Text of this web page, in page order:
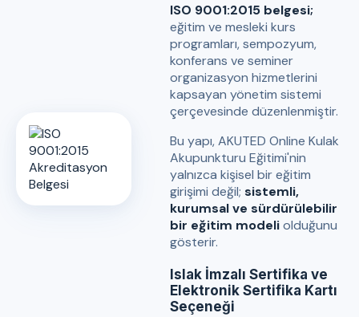
ISO 9001:2015 belgesi;
eğitim ve mesleki kurs
programları, sempozyum,
konferans ve seminer
organizasyon hizmetlerini
kapsayan yönetim sistemi
çerçevesinde düzenlenmiştir.
Bu yapı, AKUTED Online Kulak
Akupunkturu Eğitimi'nin
yalnızca kişisel bir eğitim
girişimi değil; sistemli,
kurumsal ve sürdürülebilir
bir eğitim modeliolduğunu
gösterir.
Islak İmzalı Sertifika ve
Elektronik Sertifika Kartı
Seçeneği